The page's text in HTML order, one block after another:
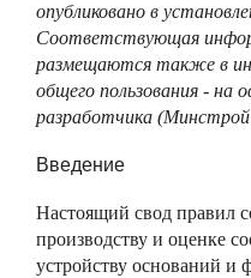
опубликовано в
Соответствующая
размещаются также в
общего пользования - на
разработчика
Введение
Настоящий свод правил
производству и оценке
устройству оснований и